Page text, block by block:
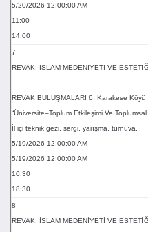
5/20/2026 12:00:00 AM
11:00
14:00
7
REVAK: İSLAM MEDENİYETİ VE
REVAK BULUŞMALARI 6: Karakese Köyü
“Üniversite–Toplum Etkileşimi Ve
İl içi teknik gezi, sergi, yarışma, turnuva,
5/19/2026 12:00:00 AM
5/19/2026 12:00:00 AM
10:30
18:30
8
REVAK: İSLAM MEDENİYETİ VE